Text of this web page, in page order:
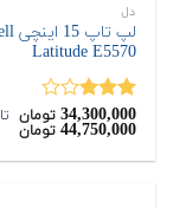
دل
Latitude E5570
نمره
3.00از
34,300,000 تومان ‌ تا ‌
44,750,000 تومان